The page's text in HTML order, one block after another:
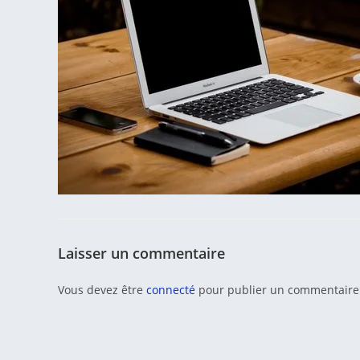
Laisser un commentaire
Vous devez être connecté pour publier un